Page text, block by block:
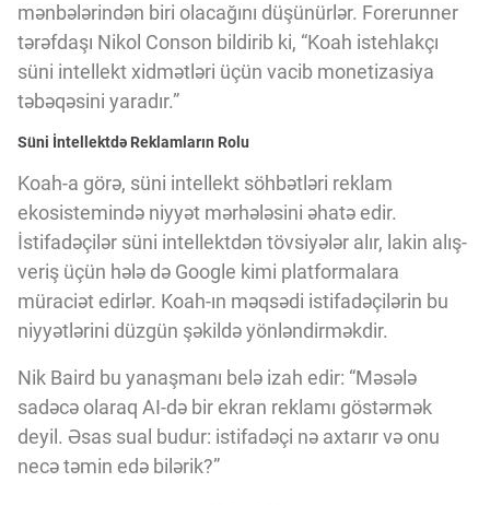
mənbələrindən biri olacağını düşünürlər. Forerunner
tərəfdaşı Nikol Conson bildirib ki, “Koah istehlakçı
süni intellekt xidmətləri üçün vacib monetizasiya
təbəqəsini yaradır.”
Süni İntellektdə Reklamların Rolu
Koah-a görə, süni intellekt söhbətləri reklam
ekosistemində niyyət mərhələsini əhatə edir.
İstifadəçilər süni intellektdən tövsiyələr alır, lakin alış-
veriş üçün hələ də Google kimi platformalara
müraciət edirlər. Koah-ın məqsədi istifadəçilərin bu
niyyətlərini düzgün şəkildə yönləndirməkdir.
Nik Baird bu yanaşmanı belə izah edir: “Məsələ
sadəcə olaraq AI-də bir ekran reklamı göstərmək
deyil. Əsas sual budur: istifadəçi nə axtarır və onu
necə təmin edə bilərik?”